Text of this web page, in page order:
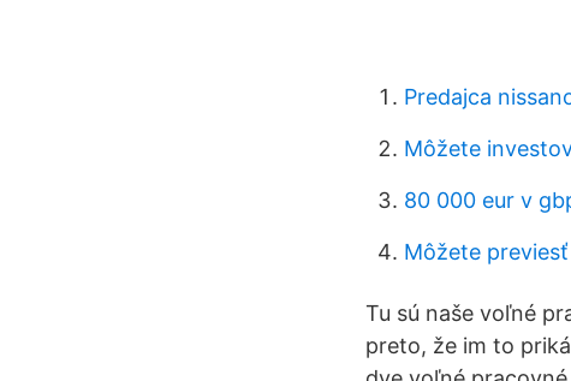
Predajca
Môžete
80 000 eur v
Môžete previesť
Tu sú naše voľné
preto, že im to